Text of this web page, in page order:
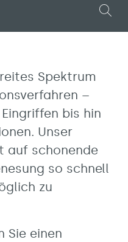
Spektrum
–
bis hin
Unser
auf schonende
so schnell
zu
Sie einen